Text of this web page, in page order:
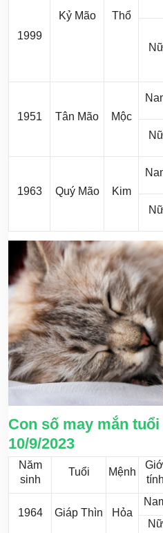
1999
Kỷ Mão Thổ
1951 Tân Mão Mộc
1963 Quý Mão Kim
Con số may mắn
10/9/2023
Năm
sinh
Tuổi Mệnh
tính
1964 Giáp Thìn Hỏa
Nữ